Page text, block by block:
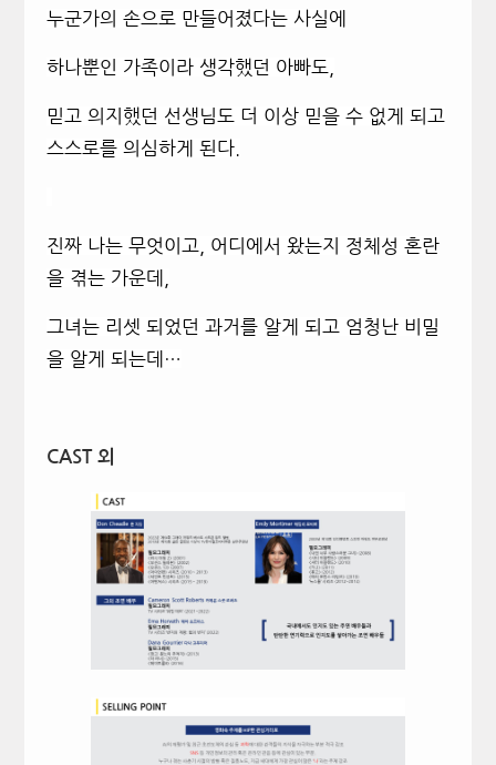
누군가의 손으로 만들어졌다는 사실에
하나뿐인 가족이라 생각했던 아빠도,
믿고 의지했던 선생님도 더 이상 믿을 수 없게 되고
스스로를 의심하게 된다.
진짜 나는 무엇이고, 어디에서 왔는지 정체성 혼란
을 겪는 가운데,
그녀는 리셋 되었던 과거를 알게 되고 엄청난 비밀
을 알게 되는데…
CAST 외